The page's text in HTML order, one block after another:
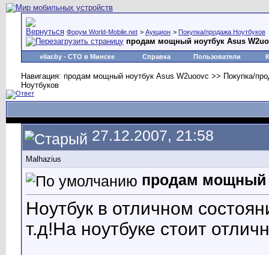
Форум World-Mobile.net > Аукцион > Покупка/продажа Ноутбуков
продам мощный ноутбук Asus
vilar.by - СТО в Минске Справка Пользователи
Навигация: продам мощный ноутбук Asus W2uoovc >> Покупка/
Ноутбуков
27.12.2007, 21:58
Malhazius
продам мощный
Ноутбук в отличном
т.д!На ноутбуке стоит